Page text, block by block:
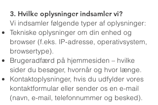
3. Hvilke oplysninger indsamler vi?
Vi indsamler følgende typer af oplysninger:
Tekniske oplysninger om din enhed og
browser (f.eks. IP-adresse, operativsystem,
browsertype).
Brugeradfærd på hjemmesiden – hvilke
sider du besøger, hvornår og hvor længe.
Kontaktoplysninger, hvis du udfylder vores
kontaktformular eller sender os en e-mail
(navn, e-mail, telefonnummer og besked).